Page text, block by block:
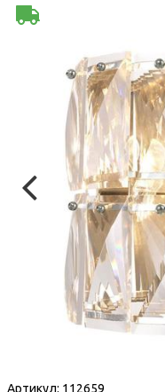
Артикул: 112659